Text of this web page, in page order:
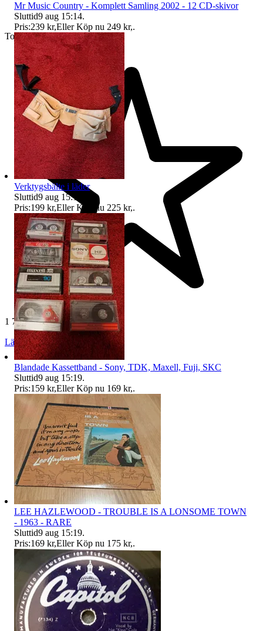
Toppsäljare
1 753 omdömen
Läs omdömen
Mr Music Country - Komplett Samling 2002 - 12 CD-skivor
Sluttid9 aug 15:14.
Pris:239 kr,Eller Köp nu 249 kr,.
Verktygsbälte i läder
Sluttid9 aug 15:14
Pris:199 kr,Eller Köp nu 225 kr,.
Blandade Kassettband - Sony, TDK, Maxell, Fuji, SKC
Sluttid9 aug 15:19.
Pris:159 kr,Eller Köp nu 169 kr,.
LEE HAZLEWOOD - TROUBLE IS A LONSOME TOWN
- 1963 - RARE
Sluttid9 aug 15:19.
Pris:169 kr,Eller Köp nu 175 kr,.